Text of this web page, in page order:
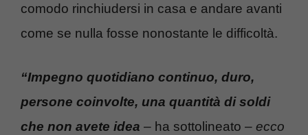
comodo rinchiudersi in casa e andare avanti
come se nulla fosse nonostante le difficoltà.
“Impegno quotidiano continuo, duro,
persone coinvolte, una quantità di soldi
che non avete idea – ha sottolineato – ecco